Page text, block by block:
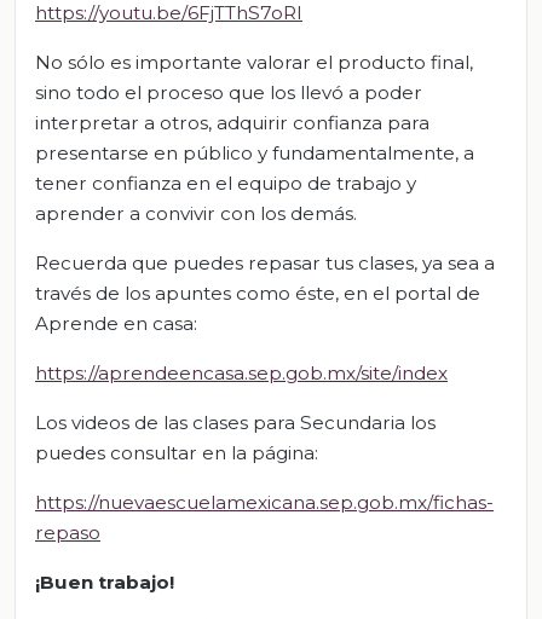
https://youtu.be/6FjTThS7oRI
No sólo es importante valorar el producto final,
sino todo el proceso que los llevó a poder
interpretar a otros, adquirir confianza para
presentarse en público y fundamentalmente, a
tener confianza en el equipo de trabajo y
aprender a convivir con los demás.
Recuerda que puedes repasar tus clases, ya sea a
través de los apuntes como éste, en el portal de
Aprende en casa:
https://aprendeencasa.sep.gob.mx/site/index
Los videos de las clases para Secundaria los
puedes consultar en la página:
https://nuevaescuelamexicana.sep.gob.mx/fichas-
repaso
¡Buen trabajo!